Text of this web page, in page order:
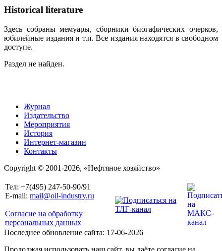
Historical literature
Здесь собраны мемуары, сборники биогафических очерков,
юбилейные издания и т.п. Все издания находятся в свободном
доступе.
Раздел не найден.
Журнал
Издательство
Мероприятия
История
Интернет-магазин
Контакты
Copyright © 2001-2026, «Нефтяное хозяйство»
Тел: +7(495) 247-50-90/91
E-mail: mail@oil-industry.ru
Согласие на обработку
персональных данных
Последнее обновление сайта: 17-06-2026